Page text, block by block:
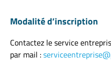
Modalité d’inscription
Contactez le service
par mail :